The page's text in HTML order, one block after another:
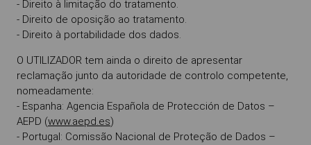
- Direito à limitação do tratamento.
- Direito de oposição ao tratamento.
- Direito à portabilidade dos dados.
O UTILIZADOR tem ainda o direito de apresentar
reclamação junto da autoridade de controlo competente,
nomeadamente:
- Espanha: Agencia Española de Protección de Datos –
AEPD (www.aepd.es)
- Portugal: Comissão Nacional de Proteção de Dados –